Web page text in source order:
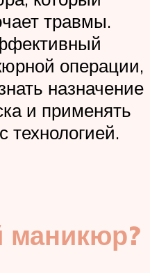
травмы.
операции,
назначение
и применять
технологией.
маникюр?